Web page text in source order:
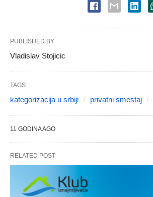
PUBLISHED BY
Vladislav Stojicic
TAGS:
kategorizacija u srbiji privatni smestaj
11 GODINA AGO
RELATED POST